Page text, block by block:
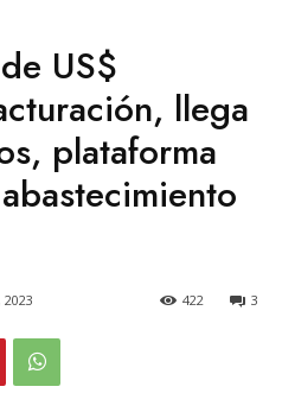
US$
llega
plataforma
3
422